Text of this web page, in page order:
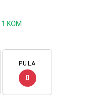
1 KOM
PULA
0